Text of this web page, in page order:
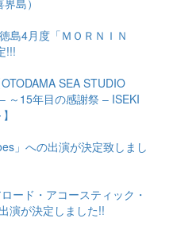
島）
島4月度「ＭＯＲＮＩＮ
!!!
SEA STUDIO
～15年目の感謝祭 – ISEKI
」への出演が決定致しまし
ード・アコースティック・
演が決定しました!!